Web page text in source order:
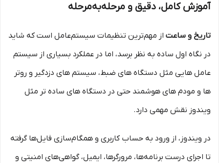
آموزش کامل، دقیق و مرحله‌به‌مرحله
تاریخ و ساعت از مهم‌ترین تنظیمات سیستم‌عامل است که شاید
در نگاه اول ساده به نظر برسد، اما در عملکرد بسیاری از سیستم
عامل هایی مثل دستگاه های ضبط، سیستم های دزدگیر و روتر
ها و مودم های هوشمند حتی در دستگاه های ساده تر مثل
ویندوز نقش مهمی دارد.
در ویندوز، از ورود به حساب کاربری و همگام‌سازی فایل‌ها گرفته
تا اجرای درست برنامه‌ها، مرورگرها، ایمیل، گواهی‌های امنیتی و